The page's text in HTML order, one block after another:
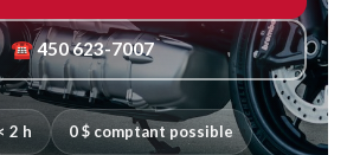
☎ 450 623-7007
2 h 0 $ comptant possible